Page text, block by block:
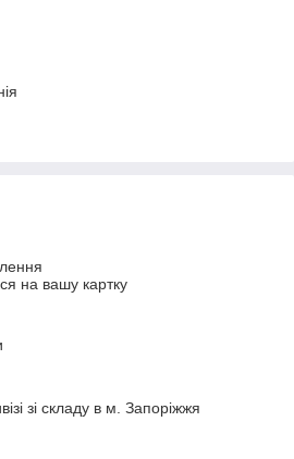
на вашу картку
зі складу в м. Запоріжжя